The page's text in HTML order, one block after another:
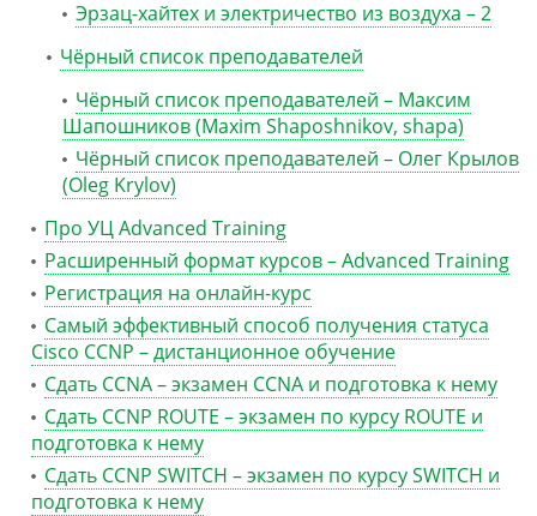
Эрзац-хайтех и электричество из воздуха – 2
Чёрный список преподавателей
Чёрный список преподавателей – Максим
Шапошников (Maxim Shaposhnikov, shapa)
Чёрный список преподавателей – Олег Крылов
(Oleg Krylov)
Про УЦ Advanced Training
Расширенный формат курсов – Advanced Training
Регистрация на онлайн-курс
Самый эффективный способ получения статуса
Cisco CCNP – дистанционное обучение
Сдать CCNA – экзамен CCNA и подготовка к нему
Сдать CCNP ROUTE – экзамен по курсу ROUTE и
подготовка к нему
Сдать CCNP SWITCH – экзамен по курсу SWITCH и
подготовка к нему